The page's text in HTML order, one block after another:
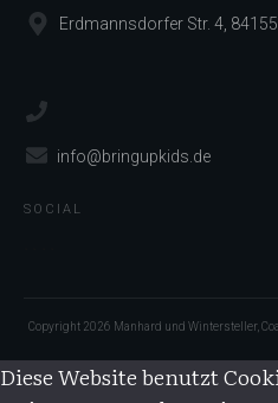
Erdmannsdorfer Str. 4,
info@bringupkids.de
SOCIAL
Copyright 2026 Manhard und Wintersteller,
Diese Website benutzt